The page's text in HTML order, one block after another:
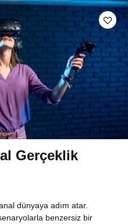
Gerçeklik
dünyaya adım atar.
benzersiz bir